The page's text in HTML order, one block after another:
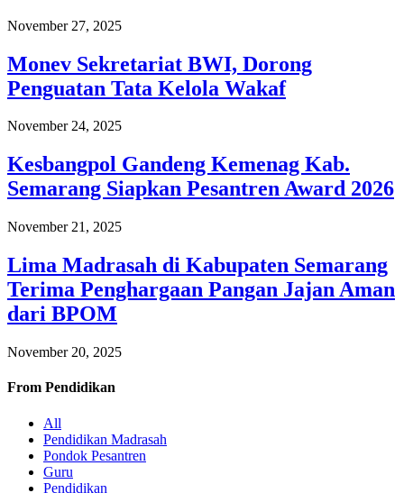
November 27, 2025
Monev Sekretariat BWI, Dorong
Penguatan Tata Kelola Wakaf
November 24, 2025
Kesbangpol Gandeng Kemenag Kab.
Semarang Siapkan Pesantren Award 2026
November 21, 2025
Lima Madrasah di Kabupaten Semarang
Terima Penghargaan Pangan Jajan Aman
dari BPOM
November 20, 2025
From Pendidikan
All
Pendidikan Madrasah
Pondok Pesantren
Guru
Pendidikan